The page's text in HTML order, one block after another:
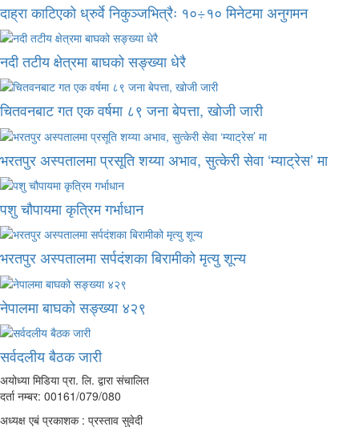
दाह्रा काटिएको ध्रुर्वे निकुञ्जभित्रैः १०÷१० मिनेटमा अनुगमन
नदी तटीय क्षेत्रमा बाघको सङ्ख्या धेरै
चितवनबाट गत एक वर्षमा ८९ जना बेपत्ता, खोजी जारी
भरतपुर अस्पतालमा प्रसूति शय्या अभाव, सुत्केरी सेवा ‘म्याट्रेस’ मा
पशु चौपायमा कृत्रिम गर्भाधान
भरतपुर अस्पतालमा सर्पदंशका बिरामीको मृत्यु शून्य
नेपालमा बाघको सङ्ख्या ४२९
सर्वदलीय बैठक जारी
अयोध्या मिडिया प्रा. लि. द्वारा संचालित
दर्ता नम्बर: 00161/079/080
अध्यक्ष एबं प्रकाशक : प्रस्ताव सुवेदी